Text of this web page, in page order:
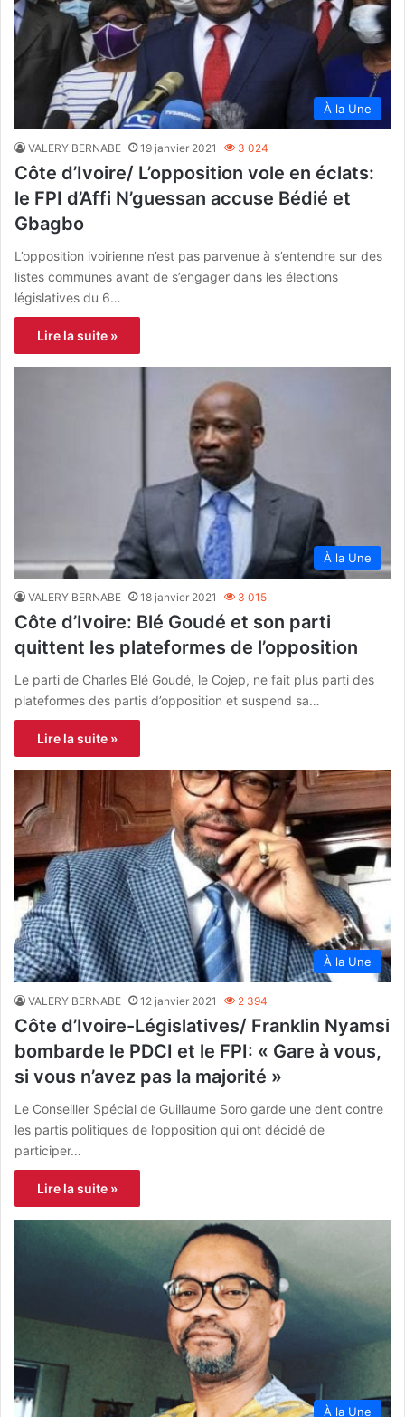
À la Une
VALERY BERNABE 19 janvier 2021 3 024
Côte d’Ivoire/ L’opposition vole en éclats:
le FPI d’Affi N’guessan accuse Bédié et
Gbagbo
L’opposition ivoirienne n’est pas parvenue à s’entendre sur des
listes communes avant de s’engager dans les élections
législatives du 6…
Lire la suite »
À la Une
VALERY BERNABE 18 janvier 2021 3 015
Côte d’Ivoire: Blé Goudé et son parti
quittent les plateformes de l’opposition
Le parti de Charles Blé Goudé, le Cojep, ne fait plus parti des
plateformes des partis d’opposition et suspend sa…
Lire la suite »
À la Une
VALERY BERNABE 12 janvier 2021 2 394
Côte d’Ivoire-Législatives/ Franklin Nyamsi
bombarde le PDCI et le FPI: « Gare à vous,
si vous n’avez pas la majorité »
Le Conseiller Spécial de Guillaume Soro garde une dent contre
les partis politiques de l’opposition qui ont décidé de
participer…
Lire la suite »
À la Une